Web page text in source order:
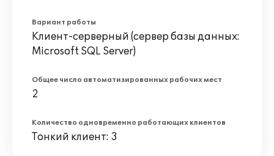
Вариант работы
Клиент-серверный (сервер базы данных:
Microsoft SQL Server)
Общее число автоматизированных рабочих мест
2
Количество одновременно работающих клиентов
Тонкий клиент: 3